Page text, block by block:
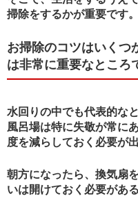
掃除をするかが重要です。
お掃除のコツはいくつ
は非常に重要なところ
水回りの中でも代表的な
風呂場は特に失敬が常に
度を減らしておく必要が
朝方になったら、換気扇
いは開けておく必要があ